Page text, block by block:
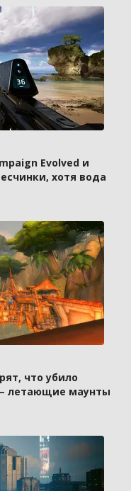
Evolved и
хотя вода
что убило
летающие маунты